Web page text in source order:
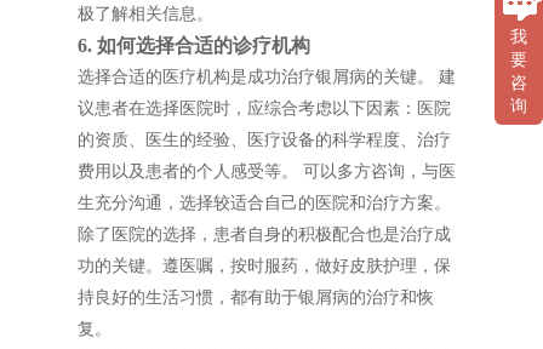
极了解相关信息。
6. 如何选择合适的诊疗机构
选择合适的医疗机构是成功治疗银屑病的关键。 建
议患者在选择医院时，应综合考虑以下因素：医院
的资质、医生的经验、医疗设备的科学程度、治疗
费用以及患者的个人感受等。 可以多方咨询，与医
生充分沟通，选择较适合自己的医院和治疗方案。
除了医院的选择，患者自身的积极配合也是治疗成
功的关键。遵医嘱，按时服药，做好皮肤护理，保
持良好的生活习惯，都有助于银屑病的治疗和恢
复。
我
要
咨
询